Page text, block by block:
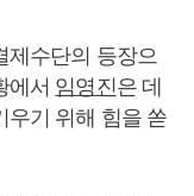
제수단의 등장으
에서 임영진은 데
우기 위해 힘을 쏟